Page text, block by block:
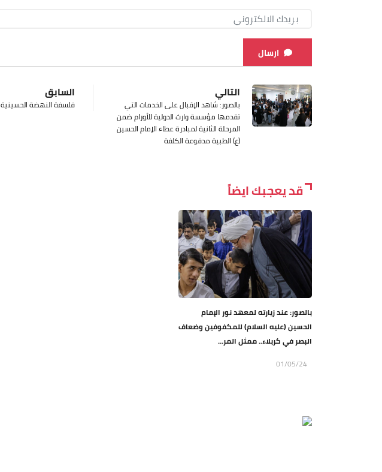
ارسال
السابق
فلسفة النهضة الحسينية
التالي
بالصور: شاهد الإقبال على الخدمات التي
تقدمها مؤسسة وارث الدولية للأورام ضمن
المرحلة الثانية لمبادرة عطاء الإمام الحسين
(ع) الطبية مدفوعة الكلفة
قد يعجبك ايضاً
بالصور: عند زيارته لمعهد نور الإمام
الحسين (عليه السلام) للمكفوفين وضعاف
البصر في كربلاء.. ممثل المر...
01/05/24